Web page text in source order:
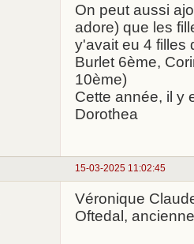
On peut aussi
adore) que les
y'avait eu 4 filles
Burlet 6ème,
10ème)
Cette année, il y
Dorothea
15-03-2025 11:02:45
Véronique
Oftedal,